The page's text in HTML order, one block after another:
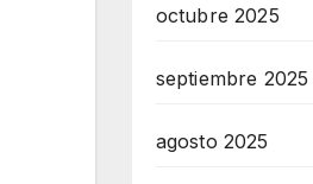
octubre 2025
septiembre 2025
agosto 2025